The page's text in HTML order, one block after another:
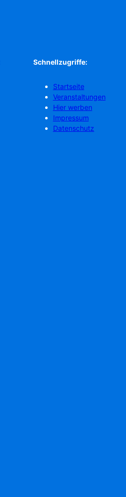
Schnellzugriffe:
Startseite
Veranstaltungen
Hier werben
Impressum
Datenschutz